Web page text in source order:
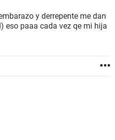
y derrepente me dan
eso paaa cada vez qe mi hija